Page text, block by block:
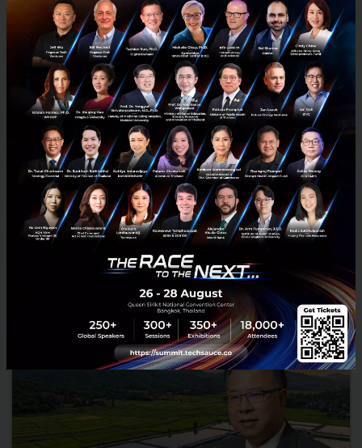
3 เรื่องที่ประเทศไทยต้อง Focus สร้างคน–นวัตกรรม–ปฏิรูป
ระบบราชการ เพื่อยกระดับขีดความสามารถประเทศ
นายอนุทิน ชาญวีรกูล นายกรัฐมนตรีและรัฐมนตรีว่าการกระทรวง
มหาดไทย กล่าวปาฐกถาพิเศษในหัวข้อ “ฝ่าวิกฤติ รับมือระเบียบโลก
ใหม่” ในงาน The INTANIA Forum...
สิงหาคม 6, 2026| ByTechsauce Team